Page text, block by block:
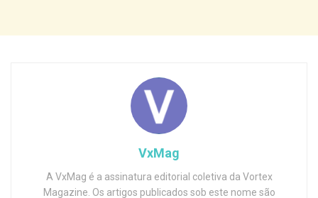
VxMag
A VxMag é a assinatura editorial coletiva da Vortex
Magazine. Os artigos publicados sob este nome são